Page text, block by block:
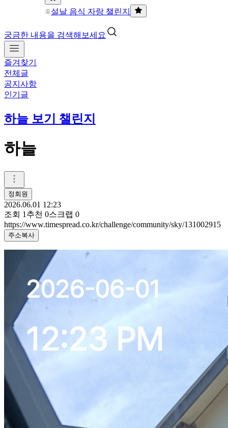
설날 음식 자랑 챌린지
궁금한 내용을 검색해보세요
즐겨찾기
전체글
공지사항
인기글
하늘 보기 챌린지
하늘
정회원
2026.06.01 12:23
조회 1 추천 0스크랩 0
https://www.timespread.co.kr/challenge/community/sky/131002915
주소복사